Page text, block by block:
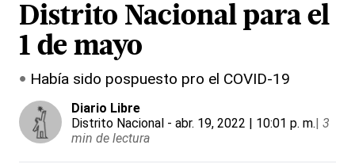
Distrito Nacional para el
1 de mayo
Había sido pospuesto pro el COVID-19
Diario Libre
Distrito Nacional - abr. 19, 2022 | 10:01 p. m.| 3
min de lectura